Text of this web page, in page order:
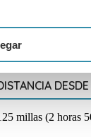
millas (2 horas